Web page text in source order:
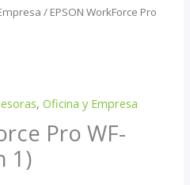
/ EPSON WorkForce Pro
,Oficina y Empresa
Pro WF-
1)